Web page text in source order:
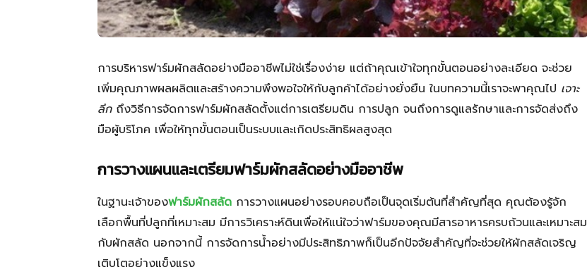
การบริหารฟาร์มผักสลัดอย่างมืออาชีพไม่ใช่เรื่องง่าย แต่ถ้าคุณเข้าใจทุกขั้นตอนอย่างละเอียด จะช่วย
เพิ่มคุณภาพผลผลิตและสร้างความพึงพอใจให้กับลูกค้าได้อย่างยั่งยืน ในบทความนี้เราจะพาคุณไป เจาะ
ลึกถึงวิธีการจัดการฟาร์มผักสลัดตั้งแต่การเตรียมดิน การปลูก จนถึงการดูแลรักษาและการจัดส่งถึง
มือผู้บริโภค เพื่อให้ทุกขั้นตอนเป็นระบบและเกิดประสิทธิผลสูงสุด
การวางแผนและเตรียมฟาร์มผักสลัดอย่างมืออาชีพ
ในฐานะเจ้าของฟาร์มผักสลัด การวางแผนอย่างรอบคอบถือเป็นจุดเริ่มต้นที่สำคัญที่สุด คุณต้องรู้จัก
เลือกพื้นที่ปลูกที่เหมาะสม มีการวิเคราะห์ดินเพื่อให้แน่ใจว่าฟาร์มของคุณมีสารอาหารครบถ้วนและเหมาะสม
กับผักสลัด นอกจากนี้ การจัดการน้ำอย่างมีประสิทธิภาพก็เป็นอีกปัจจัยสำคัญที่จะช่วยให้ผักสลัดเจริญ
เติบโตอย่างแข็งแรง